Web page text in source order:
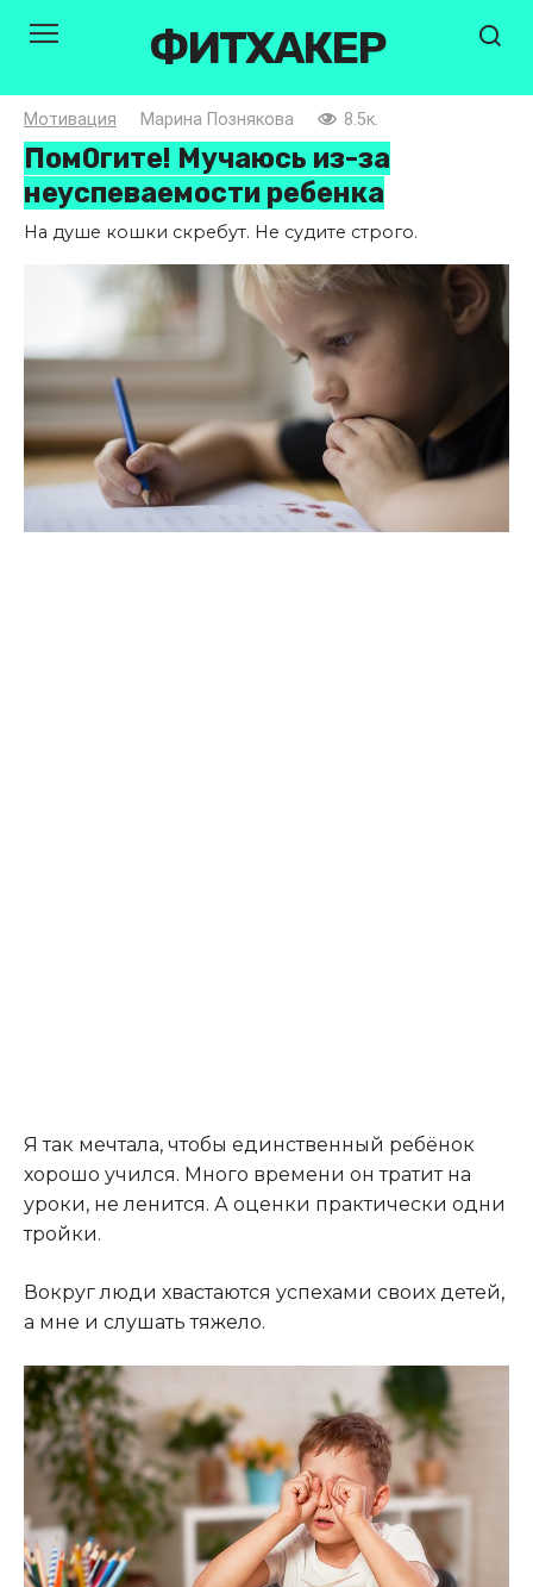
ФИТХАКЕР
Мотивация Марина Познякова 8.5к.
Пом0гите! Мучаюсь из-за
неуспеваемости ребенка
На душе кошки скребут. Не судите строго.
Я так мечтала, чтобы единственный ребёнок
хорошо учился. Много времени он тратит на
уроки, не ленится. А оценки практически одни
тройки.
Вокруг люди хвастаются успехами своих детей,
а мне и слушать тяжело.